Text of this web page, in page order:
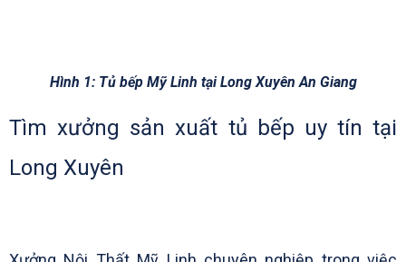
Hình 1: Tủ bếp Mỹ Linh tại Long Xuyên An Giang
Tìm xưởng sản xuất tủ bếp uy tín tại
Long Xuyên